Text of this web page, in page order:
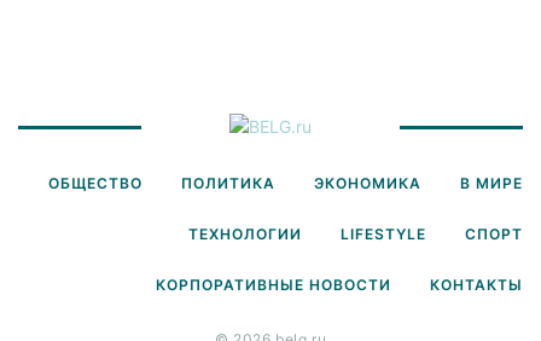
ОБЩЕСТВО ПОЛИТИКА ЭКОНОМИКА В МИРЕ
ТЕХНОЛОГИИ LIFESTYLE СПОРТ
КОРПОРАТИВНЫЕ НОВОСТИ КОНТАКТЫ